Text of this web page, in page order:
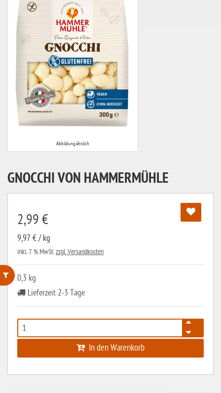
ohne Weizenstärke
ohne Hefe
Abbildung ähnlich
GNOCCHI VON HAMMERMÜHLE
2,99 €
9,97 € / kg
inkl. 7 % MwSt.zzgl. Versandkosten
0,3 kg
Lieferzeit 2-3 Tage
In den Warenkorb